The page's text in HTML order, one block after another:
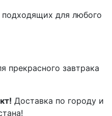
для любого
прекрасного завтрака
Доставка по городу и